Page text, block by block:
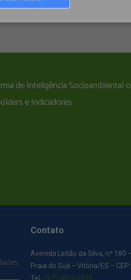
de Inteligência Socioambiental
e Indicadores.
Contato
Avenida Leitão da Silva, nº 180
Praia do Suá – Vitória/ES –
Tel.: (27) 3019-2515